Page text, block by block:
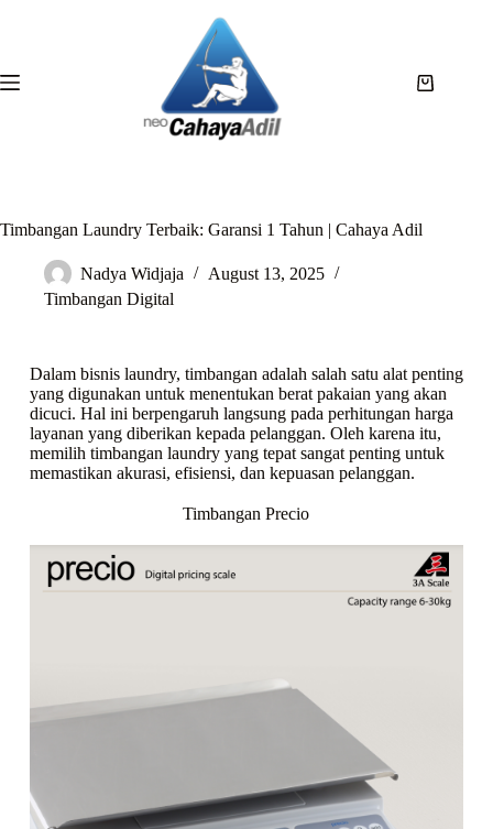
Timbangan Laundry Terbaik: Garansi 1 Tahun | Cahaya Adil
Nadya Widjaja
August 13, 2025
Timbangan Digital
Dalam bisnis laundry, timbangan adalah salah satu alat penting
yang digunakan untuk menentukan berat pakaian yang akan
dicuci. Hal ini berpengaruh langsung pada perhitungan harga
layanan yang diberikan kepada pelanggan. Oleh karena itu,
memilih timbangan laundry yang tepat sangat penting untuk
memastikan akurasi, efisiensi, dan kepuasan pelanggan.
Timbangan Precio